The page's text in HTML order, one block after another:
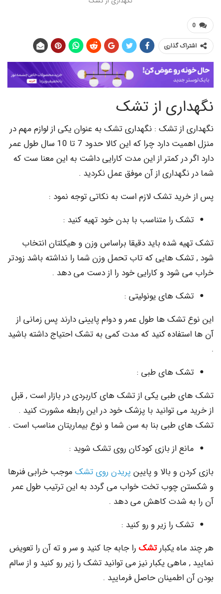
گذاری
از تشک
از تشک : نگهداری تشک به عنوان یکی از لوازم مهم در
منزل اهمیت دارد چرا که این کالا حدود 7 تا 10 سال طول عمر
در کمتر از این مدت کارایی داشت به این معنا ست که
از آن موفق عمل نکردید .
تشک لازم است به نکاتی توجه نمود :
را متناسب با بدن خود تهیه کنید :
شده باید دقیقا براساس وزن و هیکلتان انتخاب
هایی که تاب تحمل وزن شما را نداشته باشد زودتر
شود و کارایی خود را از دست می دهد .
های یونولیتی :
تشک ها طول عمر و دوام پایینی دارند پس زمانی از
کنید که مدت کمی به تشک احتیاج داشته باشید
های طبی :
طبی یکی از تشک های کاربردی در بازار است , قبل
می توانید با پزشک خود در این رابطه مشورت کنید .
طبی بنا به سن شما و نوع بیماریتان مناسب است .
از بازی کودکان روی تشک شوید :
و بالا و پایینپریدن روی تشکموجب خرابی فنرها
چوب تخت خواب می گردد به این ترتیب طول عمر
شدت کاهش می دهد .
را زیر و رو کنید :
یکبار تشکرا جابه جا کنید و سر و ته آن را تعویض
ماهی یکبار نیز می توانید تشک را زیر رو کنید و از سالم
اطمینان حاصل فرمایید .